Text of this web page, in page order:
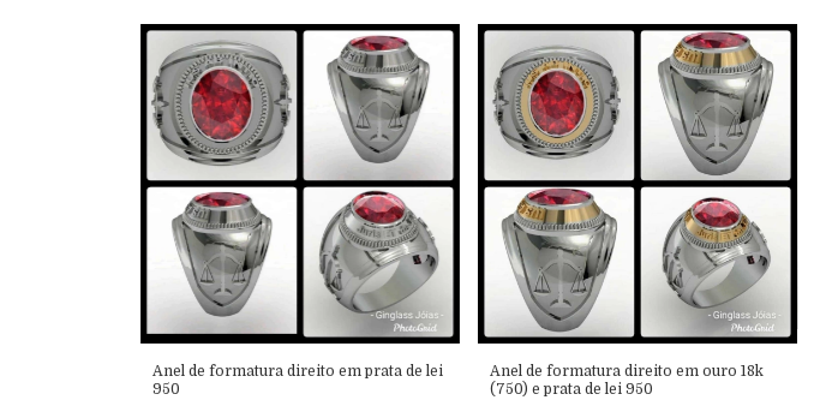
Anel de formatura direito em prata de lei
950
Anel de formatura direito em ouro 18k
(750) e prata de lei 950